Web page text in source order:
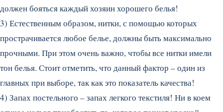
должен бояться каждый хозяин хорошего белья!
3) Естественным образом, нитки, с помощью которых
прострачивается любое белье, должны быть максимально
прочными. При этом очень важно, чтобы все нитки имели
тон белья. Стоит отметить, что данный фактор – один из
главных при выборе, так как это показатель качества!
4) Запах постельного – запах легкого текстиля! Ни в коем